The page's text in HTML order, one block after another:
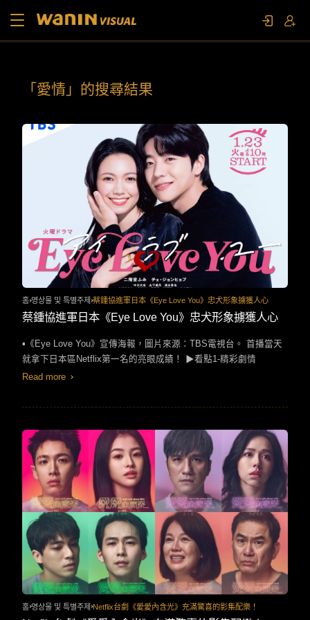
영상물 및 특별주제
팬 이벤트
TW EN JP KR
「愛情」的搜尋結果
홈 영상물 및 특별주제 蔡鍾協進軍日本《Eye Love You》忠犬形象擄獲人心
蔡鍾協進軍日本《Eye Love You》忠犬形象擄獲人心
▪︎《Eye Love You​》宣傳海報，圖片來源：​TBS​電視台。​ ​​首播當天
就拿下日本區​Netflix​第一名的亮眼成績！​ ​​▶看點​1-​精彩劇情​
Read more
홈 영상물 및 특별주제 Netflix台劇《愛愛內含光》充滿驚喜的影集配樂！